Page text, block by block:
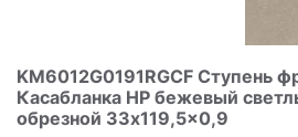
KM6012G0191RGCF Ступень
Касабланка HP бежевый
обрезной 33x119,5x0,9